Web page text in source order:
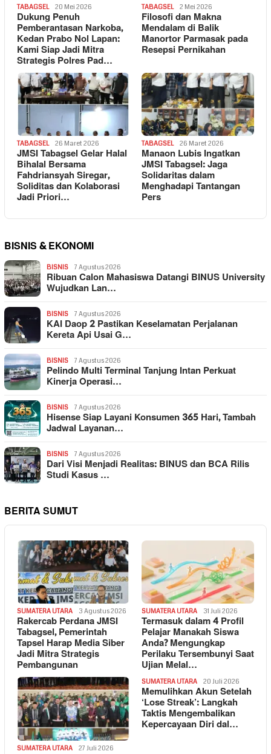
TABAGSEL 20 Mei 2026
Dukung Penuh
Pemberantasan Narkoba,
Kedan Prabo Nol Lapan:
Kami Siap Jadi Mitra
Strategis Polres Pad…
TABAGSEL 2 Mei 2026
Filosofi dan Makna
Mendalam di Balik
Manortor Parmasak pada
Resepsi Pernikahan
TABAGSEL 26 Maret 2026
JMSI Tabagsel Gelar Halal
Bihalal Bersama
Fahdriansyah Siregar,
Soliditas dan Kolaborasi
Jadi Priori…
TABAGSEL 26 Maret 2026
Manaon Lubis Ingatkan
JMSI Tabagsel: Jaga
Solidaritas dalam
Menghadapi Tantangan
Pers
BISNIS & EKONOMI
BISNIS 7 Agustus 2026
Ribuan Calon Mahasiswa Datangi BINUS University
Wujudkan Lan…
BISNIS 7 Agustus 2026
KAI Daop 2 Pastikan Keselamatan Perjalanan
Kereta Api Usai G…
BISNIS 7 Agustus 2026
Pelindo Multi Terminal Tanjung Intan Perkuat
Kinerja Operasi…
BISNIS 7 Agustus 2026
Hisense Siap Layani Konsumen 365 Hari, Tambah
Jadwal Layanan…
BISNIS 7 Agustus 2026
Dari Visi Menjadi Realitas: BINUS dan BCA Rilis
Studi Kasus …
BERITA SUMUT
SUMATERA UTARA 3 Agustus 2026
Rakercab Perdana JMSI
Tabagsel, Pemerintah
Tapsel Harap Media Siber
Jadi Mitra Strategis
Pembangunan
SUMATERA UTARA 31 Juli 2026
Termasuk dalam 4 Profil
Pelajar Manakah Siswa
Anda? Mengungkap
Perilaku Tersembunyi Saat
Ujian Melal…
SUMATERA UTARA 27 Juli 2026
SUMATERA UTARA 20 Juli 2026
Memulihkan Akun Setelah
‘Lose Streak’: Langkah
Taktis Mengembalikan
Kepercayaan Diri dal…